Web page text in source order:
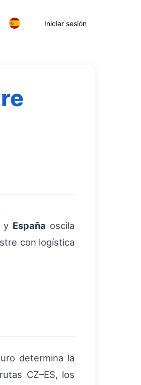
Iniciar sesión
y España oscila
con logística
determina la
CZ–ES, los